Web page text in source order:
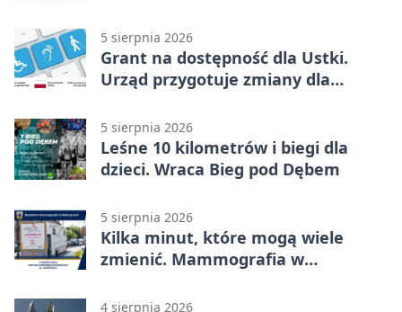
5 sierpnia 2026
Grant na dostępność dla Ustki.
Urząd przygotuje zmiany dla
5 sierpnia 2026
Leśne 10 kilometrów i biegi dla
dzieci. Wraca Bieg pod Dębem
5 sierpnia 2026
Kilka minut, które mogą wiele
zmienić. Mammografia w
4 sierpnia 2026